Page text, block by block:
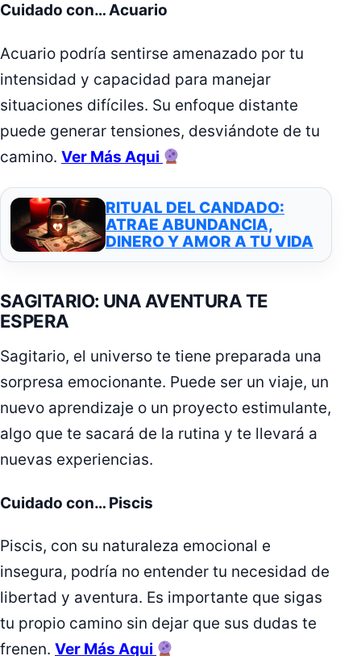
Cuidado con… Acuario
Acuario podría sentirse amenazado por tu
intensidad y capacidad para manejar
situaciones difíciles. Su enfoque distante
puede generar tensiones, desviándote de tu
camino. Ver Más Aqui
RITUAL DEL CANDADO:
ATRAE ABUNDANCIA,
DINERO Y AMOR A TU VIDA
SAGITARIO: UNA AVENTURA TE
ESPERA
Sagitario, el universo te tiene preparada una
sorpresa emocionante. Puede ser un viaje, un
nuevo aprendizaje o un proyecto estimulante,
algo que te sacará de la rutina y te llevará a
nuevas experiencias.
Cuidado con… Piscis
Piscis, con su naturaleza emocional e
insegura, podría no entender tu necesidad de
libertad y aventura. Es importante que sigas
tu propio camino sin dejar que sus dudas te
frenen. Ver Más Aqui